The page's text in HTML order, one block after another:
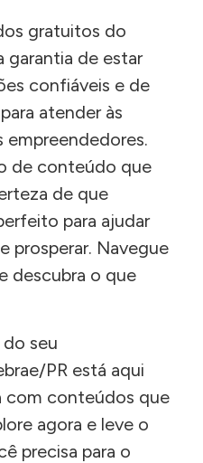
gratuitos do
garantia de estar
confiáveis e de
atender às
empreendedores.
de conteúdo que
de que
para ajudar
prosperar. Navegue
descubra o que
seu
PR está aqui
com conteúdos que
agora e leve o
precisa para o